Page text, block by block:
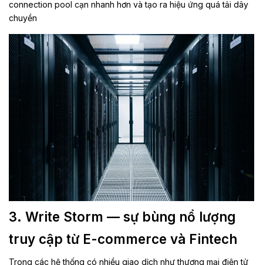
connection pool cạn nhanh hơn và tạo ra hiệu ứng quá tải dây
chuyền
3. Write Storm — sự bùng nổ lượng
truy cập từ E-commerce và Fintech
Trong các hệ thống có nhiều giao dịch như thương mại điện tử